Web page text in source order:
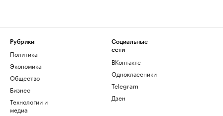
Рубрики
Политика
Экономика
Общество
Бизнес
Технологии и
медиа
Социальные
сети
ВКонтакте
Одноклассники
Telegram
Дзен